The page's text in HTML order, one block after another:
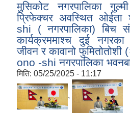
मुसिकोट नगरपालिका
प्रिफेक्चर अवस्थित ओईता
shi ( नगरपालिका) बिच
कार्यक्रममाश्च दुई
जीवन र कावानो
ono -shi नगरपालिका
मिति: 05/25/2025 - 11:17
,